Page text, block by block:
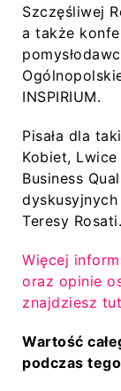
Szczęśliwej
a także
INSPIRIUM.
Pisała dla
Kobiet,
Business
Teresy
Więcej
oraz opinie
znajdziesz
Wartość
podczas